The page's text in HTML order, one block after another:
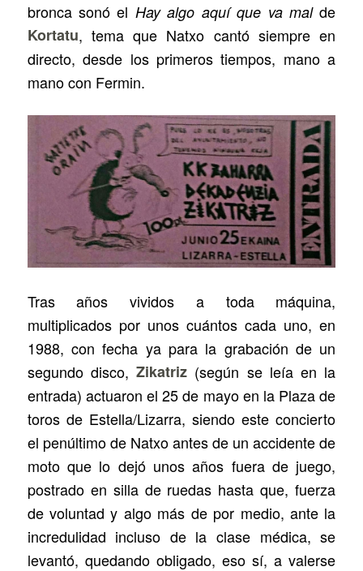
bronca sonó el Hay algo aquí que va malde
Kortatu, tema que Natxo cantó siempre en
directo, desde los primeros tiempos, mano a
mano con Fermin.
Tras años vividos a toda máquina,
multiplicados por unos cuántos cada uno, en
1988, con fecha ya para la grabación de un
segundo disco,Zikatriz (según se leía en la
entrada) actuaron el 25 de mayo en la Plaza de
toros de Estella/Lizarra, siendo este concierto
el penúltimo de Natxo antes de un accidente de
moto que lo dejó unos años fuera de juego,
postrado en silla de ruedas hasta que, fuerza
de voluntad y algo más de por medio, ante la
incredulidad incluso de la clase médica, se
levantó, quedando obligado, eso sí, a valerse